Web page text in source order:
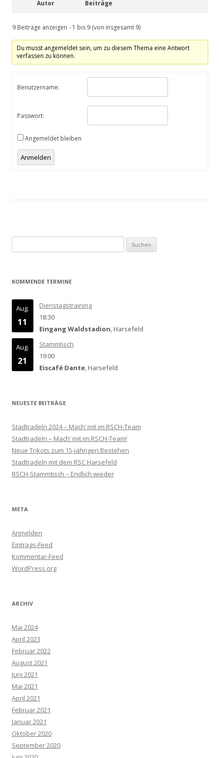
Autor Beiträge
9 Beiträge anzeigen - 1 bis 9 (von insgesamt 9)
Du musst angemeldet sein, um zu diesem Thema eine Antwort
verfassen zu können.
Benutzername:
Passwort:
Angemeldet bleiben
Anmelden
nach:
KOMMENDE TERMINE
Aug.
11
Dienstagstraining
18:30
Eingang Waldstadion, Harsefeld
Aug.
21
Stammtisch
19:00
Eiscafé Dante, Harsefeld
NEUESTE BEITRÄGE
Stadtradeln 2024 – Mach‘ mit im RSCH-Team
Stadtradeln – Mach‘ mit im RSCH-Team!
Neue Trikots zum 15-jährigen Bestehen
Stadtradeln mit dem RSC Harsefeld
RSCH-Stammtisch – Endlich wieder
META
Anmelden
Eintrags-Feed
Kommentar-Feed
WordPress.org
ARCHIV
Mai 2024
April 2023
Februar 2022
August 2021
Juni 2021
Mai 2021
April 2021
Februar 2021
Januar 2021
Oktober 2020
September 2020